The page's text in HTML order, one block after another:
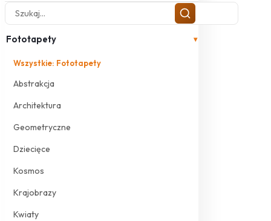
Fototapety ▾
Wszystkie: Fototapety
Abstrakcja
Architektura
Geometryczne
Dziecięce
Kosmos
Krajobrazy
Kwiaty